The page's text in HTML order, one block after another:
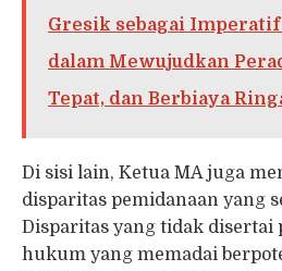
Gresik sebagai
dalam Mewujudkan
Tepat, dan Berbiaya
Di sisi lain, Ketua MA juga
disparitas pemidanaan yang
Disparitas yang tidak disertai
hukum yang memadai